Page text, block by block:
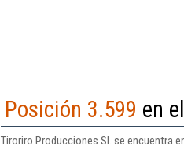
Posición 3.599 en
Tiroriro Producciones Sl. se encuentra